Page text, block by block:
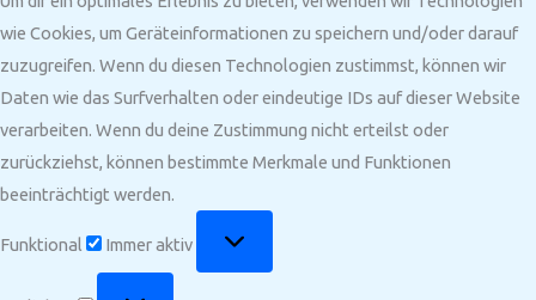
wie Cookies, um Geräteinformationen zu speichern und/oder darauf
zuzugreifen. Wenn du diesen Technologien zustimmst, können wir
Daten wie das Surfverhalten oder eindeutige IDs auf dieser Website
verarbeiten. Wenn du deine Zustimmung nicht erteilst oder
zurückziehst, können bestimmte Merkmale und Funktionen
beeinträchtigt werden.
Funktional
Immer aktiv